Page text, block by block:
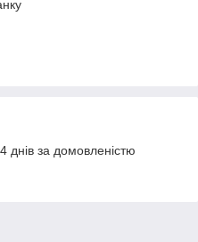
днів за домовленістю